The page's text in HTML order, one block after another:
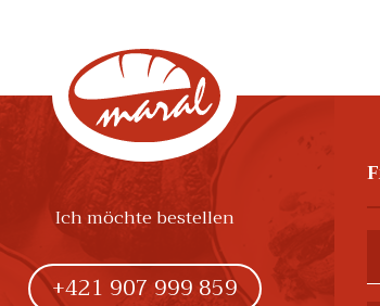
Ich möchte bestellen
+421 907 999 859